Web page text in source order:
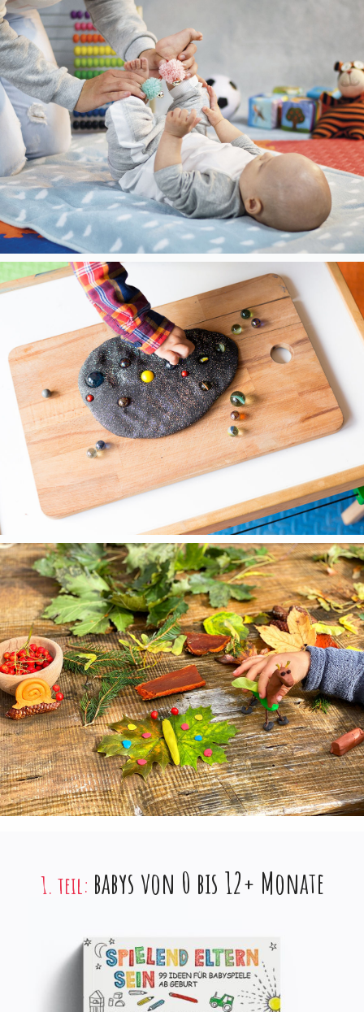
1. teil: babys von 0 bis 12+ Monate